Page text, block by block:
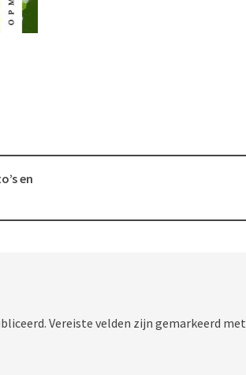
en
Vereiste velden zijn gemarkeerd met